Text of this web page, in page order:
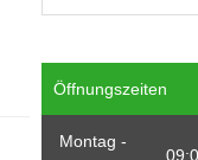
Öffnungszeiten
Montag -